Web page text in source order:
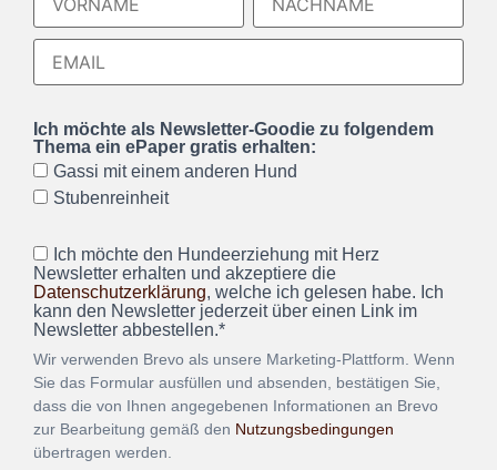
Ich möchte als Newsletter-Goodie zu folgendem
Thema ein ePaper gratis erhalten:
Gassi mit einem anderen Hund
Stubenreinheit
Ich möchte den Hundeerziehung mit Herz
Newsletter erhalten und akzeptiere die
Datenschutzerklärung, welche ich gelesen habe. Ich
kann den Newsletter jederzeit über einen Link im
Newsletter abbestellen.*
Wir verwenden Brevo als unsere Marketing-Plattform. Wenn
Sie das Formular ausfüllen und absenden, bestätigen Sie,
dass die von Ihnen angegebenen Informationen an Brevo
zur Bearbeitung gemäß den Nutzungsbedingungen
übertragen werden.